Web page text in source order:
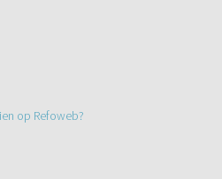
op Refoweb?